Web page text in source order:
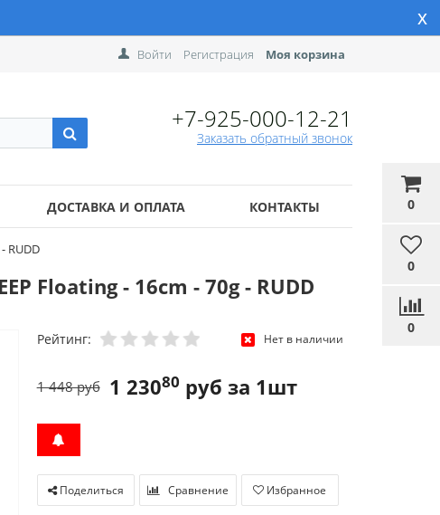
x
0
0
0
Войти Регистрация Моя корзина
+7-925-000-12-21
Заказать обратный звонок
ДОСТАВКА И ОПЛАТА КОНТАКТЫ
RUDD
Floating - 16cm - 70g - RUDD
Рейтинг: Нет в наличии
1 23080 руб за 1шт
1 448 руб
Поделиться Сравнение Избранное